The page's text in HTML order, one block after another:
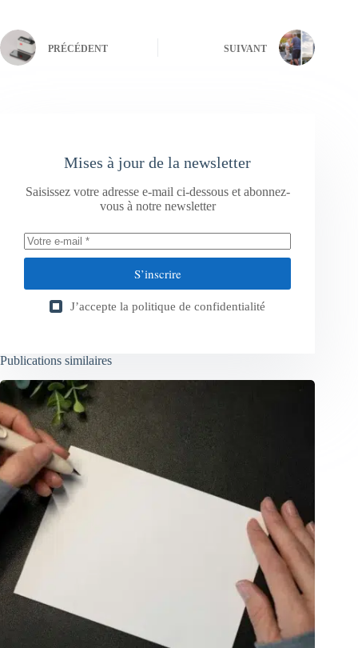
PRÉCÉDENT SUIVANT
Mises à jour de la newsletter
Saisissez votre adresse e-mail ci-dessous et abonnez-
vous à notre newsletter
S’inscrire
J’accepte la politique de confidentialité
Publications similaires